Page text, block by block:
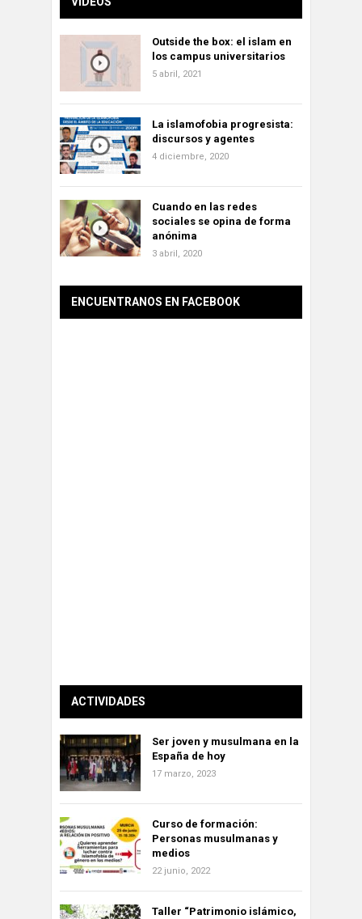
Outside the box: el islam en
los campus universitarios
5 abril, 2021
La islamofobia progresista:
discursos y agentes
4 diciembre, 2020
Cuando en las redes
sociales se opina de forma
anónima
3 abril, 2020
ENCUENTRANOS EN FACEBOOK
ACTIVIDADES
Ser joven y musulmana en la
España de hoy
17 marzo, 2023
Curso de formación:
Personas musulmanas y
medios
22 junio, 2022
Taller “Patrimonio islámico,